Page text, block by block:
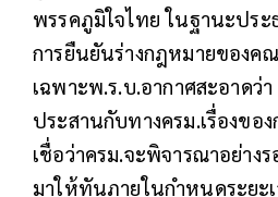
พรรคภูมิใจไทย ในฐานะประ
การยืนยันร่างกฎหมายของค
เฉพาะพ.ร.บ.อากาศสะอาดว่
ประสานกับทางครม.เรื่องขอ
เชื่อว่าครม.จะพิจารณาอย่าง
มาให้ทันภายในกำหนดระยะ